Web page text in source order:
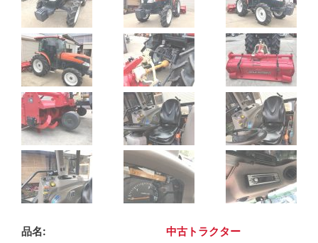
品名
中古トラクター